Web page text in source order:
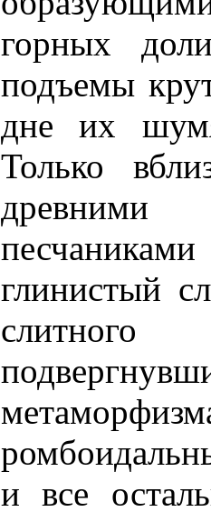
горных
подъемы
дне их
Только
глинистый
и все